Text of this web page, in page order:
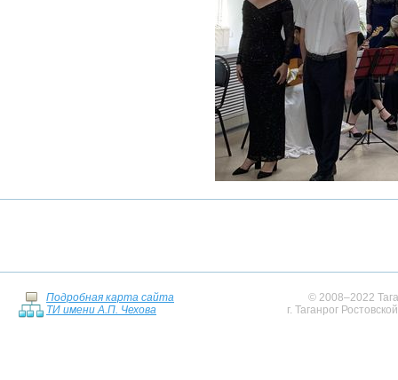
Подробная карта сайта
ТИ имени А.П. Чехова
© 2008–2022
г. Таганрог